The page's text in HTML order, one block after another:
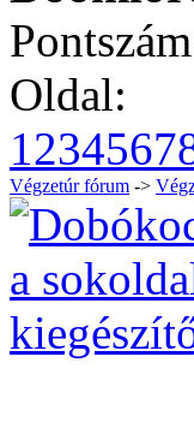
Oldal:
1234567
Végzetúr fórum ->